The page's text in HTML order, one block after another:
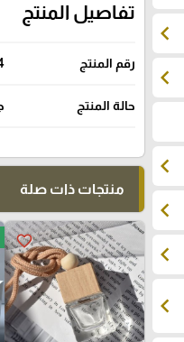
chevron_left
chevron_left
chevron_left
chevron_left
chevron_left
chevron_left
تفاصيل المنتج
رقم المنتج
حالة المنتج
منتجات ذات صلة
favorite_border